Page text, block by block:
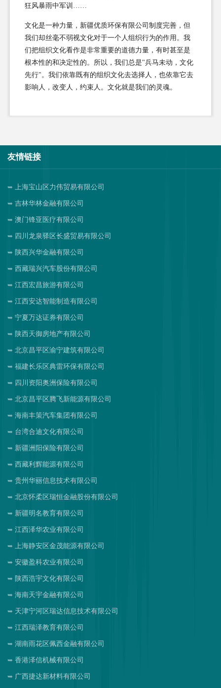
狂风暴雨中军训……
文化是一种力量，新疆优质环保有限公司制度完善，但
我们却丝毫不弱视文化对于一个人组织行为的作用。我
们把组织文化看作是非常重要的道德力量，有时甚至是
根本性的和决定性的。所以，我们总是"兵马未动，文化
先行"。我们依靠既有的组织文化去选择人，也依靠它去
影响人，改变人，约束人。文化就是我们的灵魂。
友情链接
上海宝山区力伟贸易有限公司
吉林华林金融有限公司
澳门锋亚医疗有限公司
四川龙泉驿区长盛贸易有限公司
陕西兴华金融有限公司
西藏瑞兴汽车股份有限公司
江西宏昌旅游有限公司
江西安达智能制造有限公司
宁夏万达证券有限公司
陕西天御房地产有限公司
北京昌平区渝宁建筑有限公司
福建长乐区典雷环保有限公司
四川资阳奥洲保险有限公司
北京昌平区腾飞新能源有限公司
海南丰策汽车集团有限公司
台湾合迪文化有限公司
新疆洲阳保险有限公司
西藏利辉能源有限公司
贵州华丽信息技术有限公司
北京怀柔区瑞恒金融股份有限公司
新疆明名教育有限公司
江西泽华农业有限公司
上海静安区金茂能源有限公司
安徽盈科农业有限公司
陕西浩宇文化有限公司
海南天宇金融有限公司
天津宁河区瑞达信息技术有限公司
江西瑞泽教育有限公司
湖南雨花区佩西金融有限公司
香港泽信机械有限公司
广西捷达新材料有限公司